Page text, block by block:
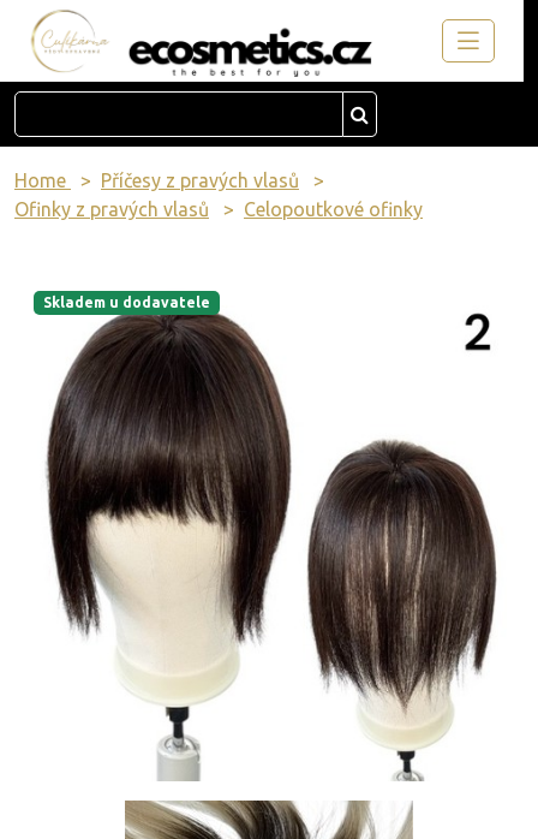
Home
Příčesy z pravých vlasů
Ofinky z pravých vlasů
Celopoutkové ofinky
Skladem u dodavatele